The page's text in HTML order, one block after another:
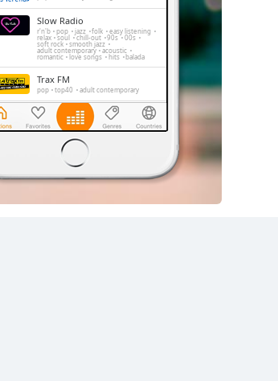
Slow Radio
r'n'b pop jazz folk easy listening
relax soul chill-out 90s 00s
soft rock smooth jazz
adult contemporary acoustic
romantic love songs hits balada
Trax FM
pop top40 adult contemporary
The Rockin' Life
rock pop hard rock techno jazz
alternative
FeMale Radio
adult contemporary
Golden Memories
soft rock hits